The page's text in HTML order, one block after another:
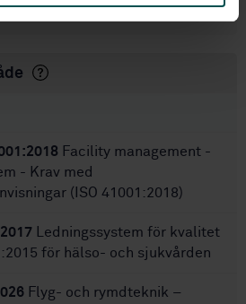
Facility management -
- Krav med
(ISO 41001:2018)
Ledningssystem för kvalitet
för hälso- och sjukvården
Flyg- och rymdteknik –